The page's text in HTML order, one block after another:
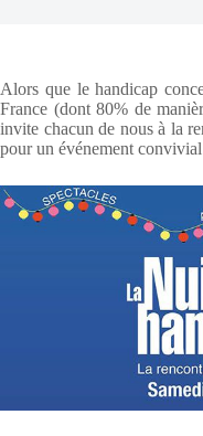
Alors que le handicap
France (dont 80% de
invite chacun de nous à la
pour un événement